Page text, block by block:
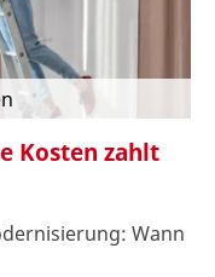
Kosten zahlt
Wann